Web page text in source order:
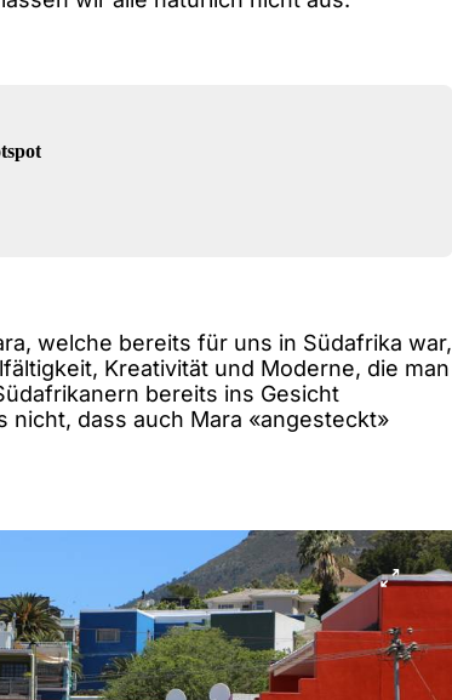
welche bereits für uns in Südafrika war,
Kreativität und Moderne, die man
bereits ins Gesicht
dass auch Mara «angesteckt»